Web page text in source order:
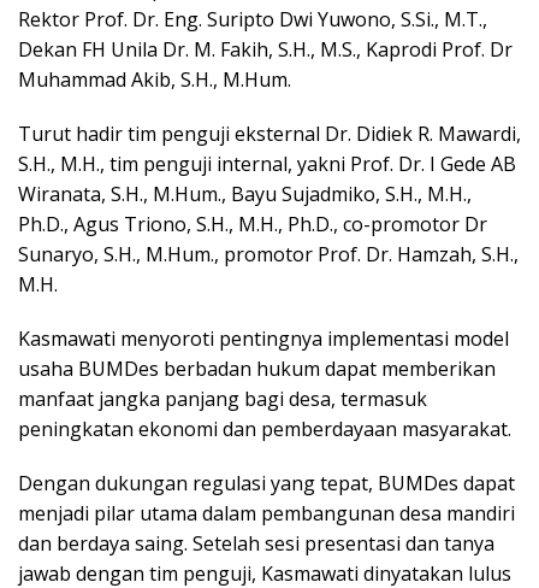
Rektor Prof. Dr. Eng. Suripto Dwi Yuwono, S.Si., M.T.,
Dekan FH Unila Dr. M. Fakih, S.H., M.S., Kaprodi Prof. Dr
Muhammad Akib, S.H., M.Hum.
Turut hadir tim penguji eksternal Dr. Didiek R. Mawardi,
S.H., M.H., tim penguji internal, yakni Prof. Dr. I Gede AB
Wiranata, S.H., M.Hum., Bayu Sujadmiko, S.H., M.H.,
Ph.D., Agus Triono, S.H., M.H., Ph.D., co-promotor Dr
Sunaryo, S.H., M.Hum., promotor Prof. Dr. Hamzah, S.H.,
M.H.
Kasmawati menyoroti pentingnya implementasi model
usaha BUMDes berbadan hukum dapat memberikan
manfaat jangka panjang bagi desa, termasuk
peningkatan ekonomi dan pemberdayaan masyarakat.
Dengan dukungan regulasi yang tepat, BUMDes dapat
menjadi pilar utama dalam pembangunan desa mandiri
dan berdaya saing. Setelah sesi presentasi dan tanya
jawab dengan tim penguji, Kasmawati dinyatakan lulus